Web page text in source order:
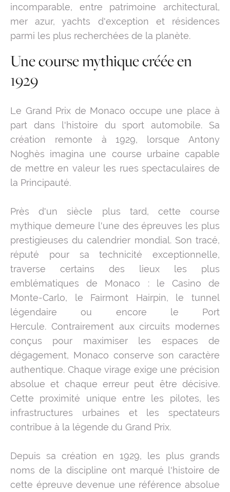
incomparable, entre patrimoine architectural,
mer azur, yachts d'exception et résidences
parmi les plus recherchées de la planète.
Une course mythique créée en
1929
Le Grand Prix de Monaco occupe une place à
part dans l'histoire du sport automobile. Sa
création remonte à 1929, lorsque Antony
Noghès imagina une course urbaine capable
de mettre en valeur les rues spectaculaires de
la Principauté.
Près d'un siècle plus tard, cette course
mythique demeure l'une des épreuves les plus
prestigieuses du calendrier mondial. Son tracé,
réputé pour sa technicité exceptionnelle,
traverse certains des lieux les plus
emblématiques de Monaco : le Casino de
Monte-Carlo, le Fairmont Hairpin, le tunnel
légendaire ou encore le Port
Hercule. Contrairement aux circuits modernes
conçus pour maximiser les espaces de
dégagement, Monaco conserve son caractère
authentique. Chaque virage exige une précision
absolue et chaque erreur peut être décisive.
Cette proximité unique entre les pilotes, les
infrastructures urbaines et les spectateurs
contribue à la légende du Grand Prix.
Depuis sa création en 1929, les plus grands
noms de la discipline ont marqué l'histoire de
cette épreuve devenue une référence absolue